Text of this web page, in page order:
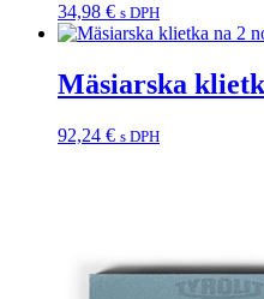
34,98 € s DPH
Mäsiarska
92,24 € s DPH